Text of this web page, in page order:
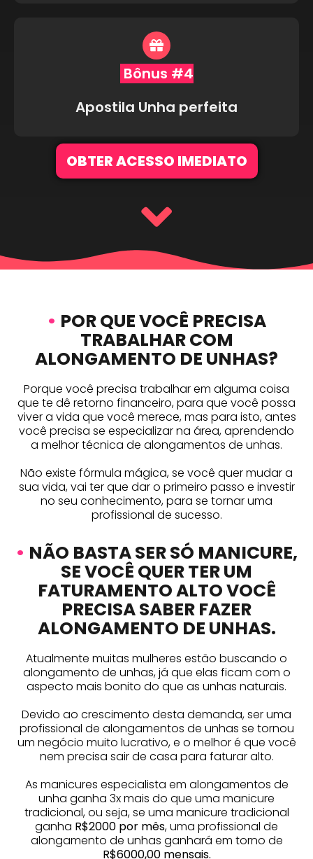
Bônus #4
Apostila Unha perfeita
OBTER ACESSO IMEDIATO
• POR QUE VOCÊ PRECISA
TRABALHAR COM
ALONGAMENTO DE UNHAS?
Porque você precisa trabalhar em alguma coisa
que te dê retorno financeiro, para que você possa
viver a vida que você merece, mas para isto, antes
você precisa se especializar na área, aprendendo
a melhor técnica de alongamentos de unhas.
Não existe fórmula mágica, se você quer mudar a
sua vida, vai ter que dar o primeiro passo e investir
no seu conhecimento, para se tornar uma
profissional de sucesso.
• NÃO BASTA SER SÓ MANICURE,
SE VOCÊ QUER TER UM
FATURAMENTO ALTO VOCÊ
PRECISA SABER FAZER
ALONGAMENTO DE UNHAS.
Atualmente muitas mulheres estão buscando o
alongamento de unhas, já que elas ficam com o
aspecto mais bonito do que as unhas naturais.
Devido ao crescimento desta demanda, ser uma
profissional de alongamentos de unhas se tornou
um negócio muito lucrativo, e o melhor é que você
nem precisa sair de casa para faturar alto.
As manicures especialista em alongamentos de
unha ganha 3x mais do que uma manicure
tradicional, ou seja, se uma manicure tradicional
ganha R$2000 por mês, uma profissional de
alongamento de unhas ganhará em torno de
R$6000,00 mensais.